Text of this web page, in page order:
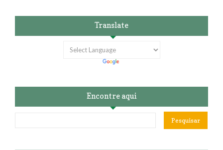
Translate
Encontre aqui